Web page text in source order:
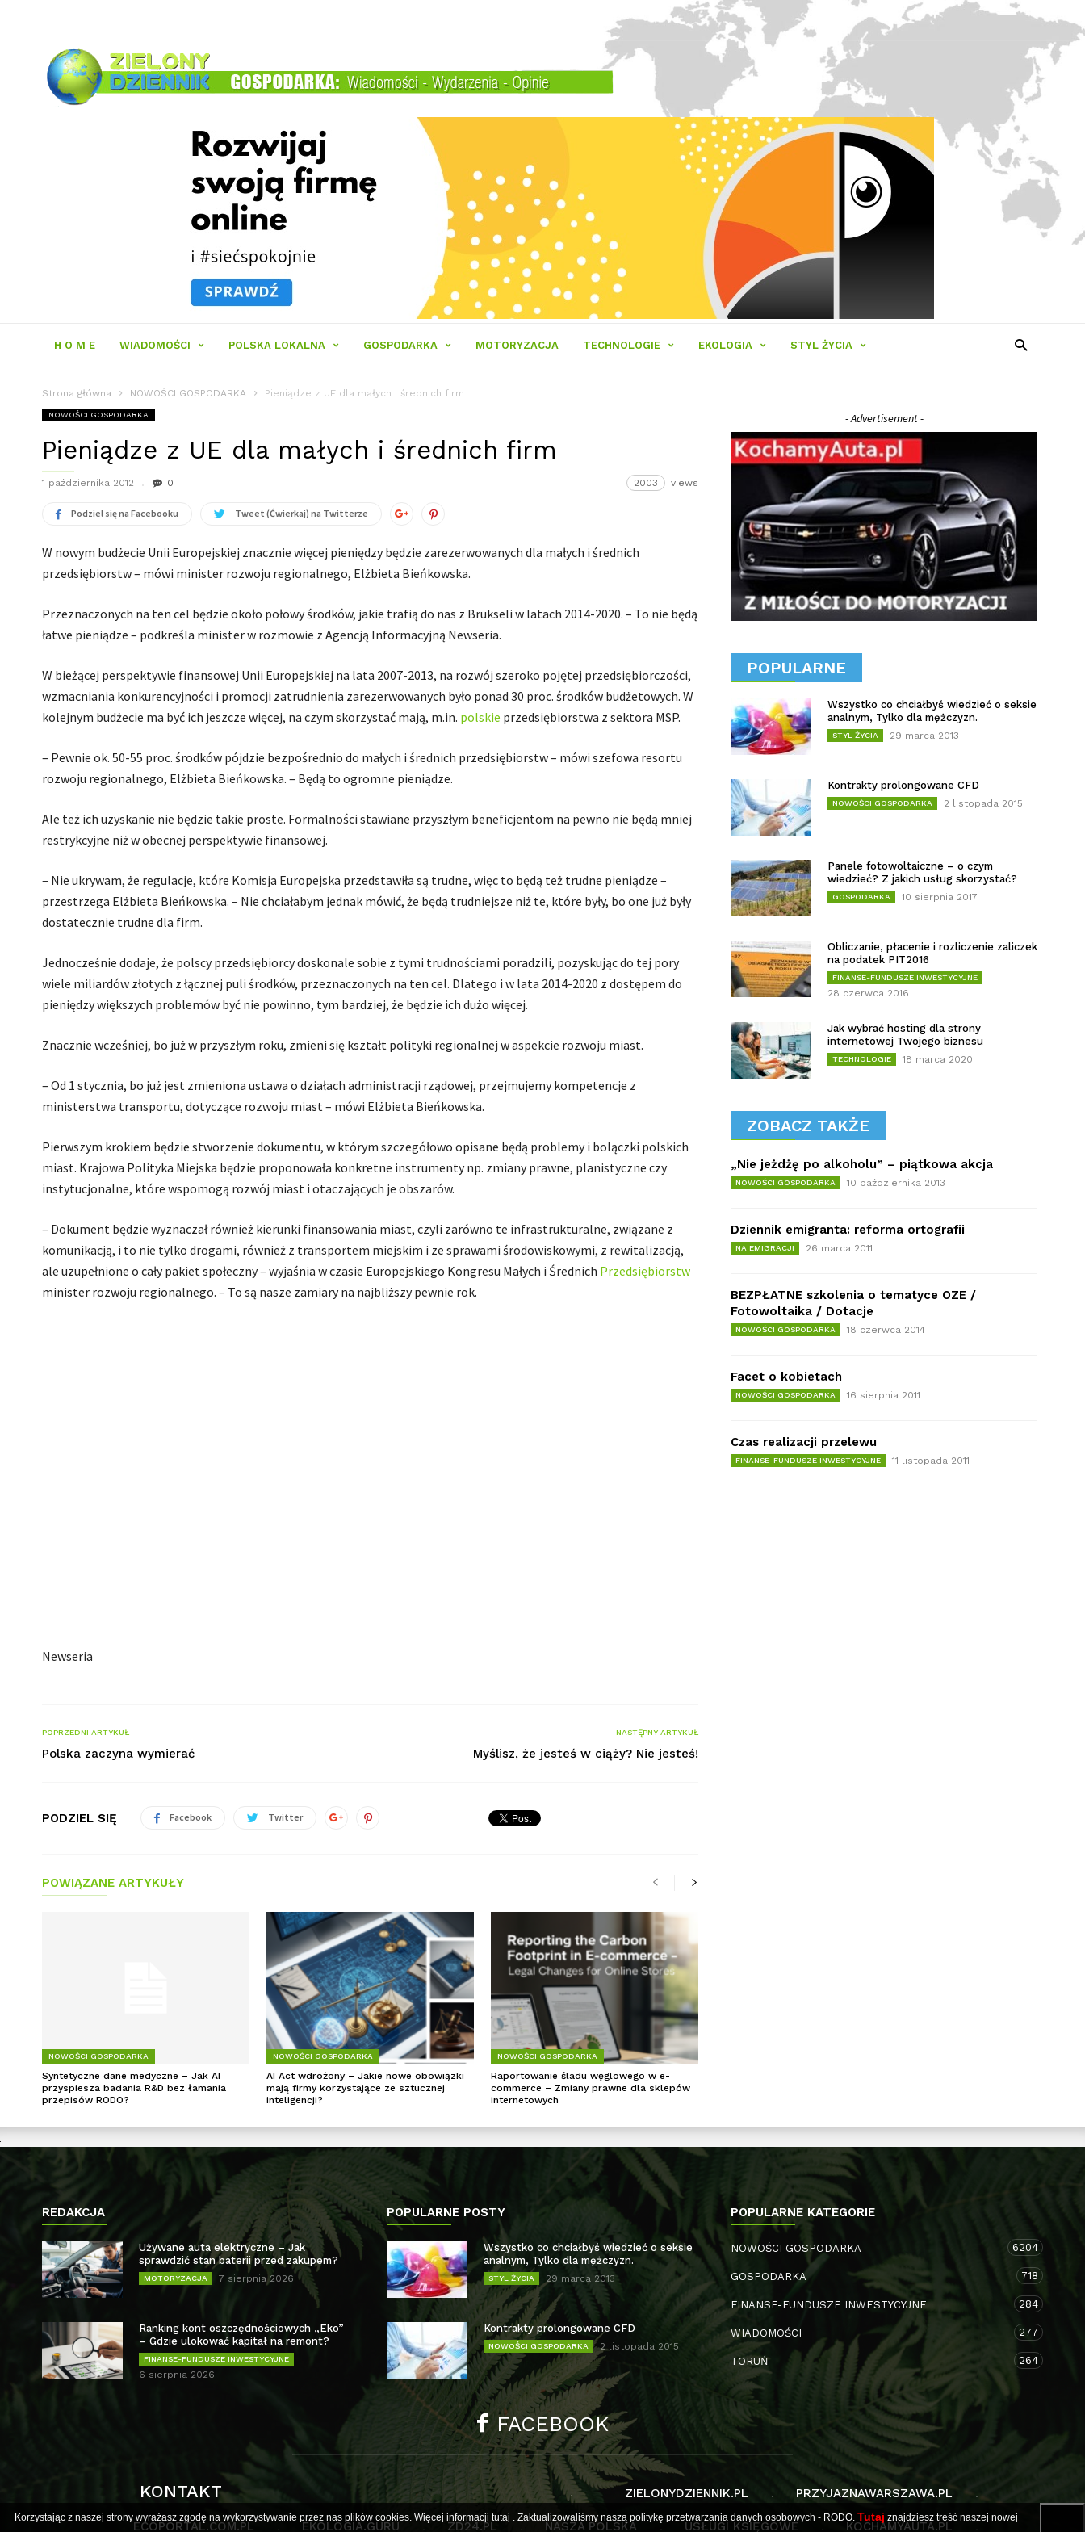
Zielony
Dziennik
H O M E WIADOMOŚCI POLSKA LOKALNA GOSPODARKA MOTORYZACJA TECHNOLOGIE EKOLOGIA STYL ŻYCIA
Strona główna NOWOŚCI GOSPODARKA Pieniądze z UE dla małych i średnich firm
NOWOŚCI GOSPODARKA
Pieniądze z UE dla małych i średnich firm
1 października 2012 0 2003 views
Podziel się na Facebooku Tweet (Ćwierkaj) na Twitterze
W nowym budżecie Unii Europejskiej znacznie więcej pieniędzy będzie zarezerwowanych dla małych i średnich
przedsiębiorstw – mówi minister rozwoju regionalnego, Elżbieta Bieńkowska.
Przeznaczonych na ten cel będzie około połowy środków, jakie trafią do nas z Brukseli w latach 2014-2020. – To nie będą
łatwe pieniądze – podkreśla minister w rozmowie z Agencją Informacyjną Newseria.
W bieżącej perspektywie finansowej Unii Europejskiej na lata 2007-2013, na rozwój szeroko pojętej przedsiębiorczości,
wzmacniania konkurencyjności i promocji zatrudnienia zarezerwowanych było ponad 30 proc. środków budżetowych. W
kolejnym budżecie ma być ich jeszcze więcej, na czym skorzystać mają, m.in. polskie przedsiębiorstwa z sektora MSP.
– Pewnie ok. 50-55 proc. środków pójdzie bezpośrednio do małych i średnich przedsiębiorstw – mówi szefowa resortu
rozwoju regionalnego, Elżbieta Bieńkowska. – Będą to ogromne pieniądze.
Ale też ich uzyskanie nie będzie takie proste. Formalności stawiane przyszłym beneficjentom na pewno nie będą mniej
restrykcyjne niż w obecnej perspektywie finansowej.
– Nie ukrywam, że regulacje, które Komisja Europejska przedstawiła są trudne, więc to będą też trudne pieniądze –
przestrzega Elżbieta Bieńkowska. – Nie chciałabym jednak mówić, że będą trudniejsze niż te, które były, bo one już były
dostatecznie trudne dla firm.
Jednocześnie dodaje, że polscy przedsiębiorcy doskonale sobie z tymi trudnościami poradzili, pozyskując do tej pory
wiele miliardów złotych z łącznej puli środków, przeznaczonych na ten cel. Dlatego i w lata 2014-2020 z dostępem do
pieniędzy większych problemów być nie powinno, tym bardziej, że będzie ich dużo więcej.
Znacznie wcześniej, bo już w przyszłym roku, zmieni się kształt polityki regionalnej w aspekcie rozwoju miast.
– Od 1 stycznia, bo już jest zmieniona ustawa o działach administracji rządowej, przejmujemy kompetencje z
ministerstwa transportu, dotyczące rozwoju miast – mówi Elżbieta Bieńkowska.
Pierwszym krokiem będzie stworzenie dokumentu, w którym szczegółowo opisane będą problemy i bolączki polskich
miast. Krajowa Polityka Miejska będzie proponowała konkretne instrumenty np. zmiany prawne, planistyczne czy
instytucjonalne, które wspomogą rozwój miast i otaczających je obszarów.
– Dokument będzie wyznaczał również kierunki finansowania miast, czyli zarówno te infrastrukturalne, związane z
komunikacją, i to nie tylko drogami, również z transportem miejskim i ze sprawami środowiskowymi, z rewitalizacją,
ale uzupełnione o cały pakiet społeczny – wyjaśnia w czasie Europejskiego Kongresu Małych i Średnich Przedsiębiorstw
minister rozwoju regionalnego. – To są nasze zamiary na najbliższy pewnie rok.
Newseria
POPRZEDNI ARTYKUŁ
Polska zaczyna wymierać
NASTĘPNY ARTYKUŁ
Myślisz, że jesteś w ciąży? Nie jesteś!
PODZIEL SIĘ Facebook Twitter
POWIĄZANE ARTYKUŁY
NOWOŚCI GOSPODARKA
Syntetyczne dane medyczne – Jak AI
przyspiesza badania R&D bez łamania
przepisów RODO?
NOWOŚCI GOSPODARKA
AI Act wdrożony – Jakie nowe obowiązki
mają firmy korzystające ze sztucznej
inteligencji?
NOWOŚCI GOSPODARKA
Raportowanie śladu węglowego w e-
commerce – Zmiany prawne dla sklepów
internetowych
- Advertisement -
POPULARNE
Wszystko co chciałbyś wiedzieć o seksie
analnym, Tylko dla mężczyzn.
STYL ŻYCIA 29 marca 2013
Kontrakty prolongowane CFD
NOWOŚCI GOSPODARKA 2 listopada 2015
Panele fotowoltaiczne – o czym
wiedzieć? Z jakich usług skorzystać?
GOSPODARKA 10 sierpnia 2017
Obliczanie, płacenie i rozliczenie zaliczek
na podatek PIT2016
FINANSE-FUNDUSZE INWESTYCYJNE
28 czerwca 2016
Jak wybrać hosting dla strony
internetowej Twojego biznesu
TECHNOLOGIE 18 marca 2020
ZOBACZ TAKŻE
„Nie jeżdżę po alkoholu” – piątkowa akcja
NOWOŚCI GOSPODARKA 10 października 2013
Dziennik emigranta: reforma ortografii
NA EMIGRACJI 26 marca 2011
BEZPŁATNE szkolenia o tematyce OZE /
Fotowoltaika / Dotacje
NOWOŚCI GOSPODARKA 18 czerwca 2014
Facet o kobietach
NOWOŚCI GOSPODARKA 16 sierpnia 2011
Czas realizacji przelewu
FINANSE-FUNDUSZE INWESTYCYJNE 11 listopada 2011
REDAKCJA
Używane auta elektryczne – Jak
sprawdzić stan baterii przed zakupem?
MOTORYZACJA 7 sierpnia 2026
Ranking kont oszczędnościowych „Eko”
– Gdzie ulokować kapitał na remont?
FINANSE-FUNDUSZE INWESTYCYJNE
6 sierpnia 2026
POPULARNE POSTY
Wszystko co chciałbyś wiedzieć o seksie
analnym, Tylko dla mężczyzn.
STYL ŻYCIA 29 marca 2013
Kontrakty prolongowane CFD
NOWOŚCI GOSPODARKA 2 listopada 2015
POPULARNE KATEGORIE
NOWOŚCI GOSPODARKA 6204
GOSPODARKA 718
FINANSE-FUNDUSZE INWESTYCYJNE 284
WIADOMOŚCI 277
TORUŃ 264
FACEBOOK
KONTAKT ZIELONYDZIENNIK.PL PRZYJAZNAWARSZAWA.PL
ECOPORTAL.COM.PL EKOLOGIA.GURU ZD24.PL NASZA POLSKA USŁUGI KSIĘGOWE KOCHAMYAUTA.PL
Korzystając z naszej strony wyrażasz zgodę na wykorzystywanie przez nas plików cookies. Więcej informacji tutaj . Zaktualizowaliśmy naszą politykę przetwarzania danych osobowych - RODO. Tutaj znajdziesz treść naszej nowej